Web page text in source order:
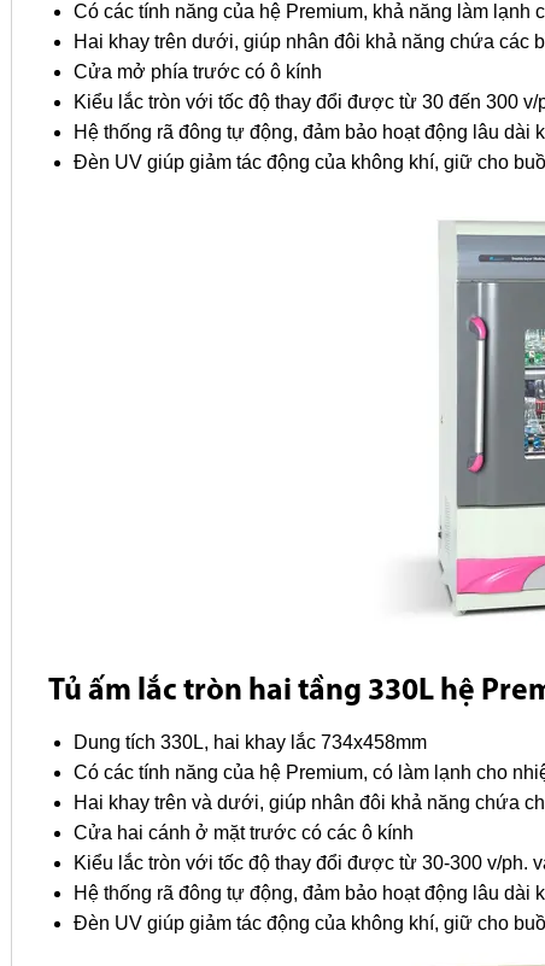
Có các tính năng của hệ Premium, khả năng làm lạnh
Hai khay trên dưới, giúp nhân đôi khả năng chứa các
Cửa mở phía trước có ô kính
Kiểu lắc tròn với tốc độ thay đổi được từ 30 đến 300
Hệ thống rã đông tự động, đảm bảo hoạt động lâu dài
Đèn UV giúp giảm tác động của không khí, giữ cho
Tủ ấm lắc tròn hai tầng 330L hệ
Dung tích 330L, hai khay lắc 734x458mm
Có các tính năng của hệ Premium, có làm lạnh cho
Hai khay trên và dưới, giúp nhân đôi khả năng chứa
Cửa hai cánh ở mặt trước có các ô kính
Kiểu lắc tròn với tốc độ thay đổi được từ 30-300 v/ph.
Hệ thống rã đông tự động, đảm bảo hoạt động lâu dài
Đèn UV giúp giảm tác động của không khí, giữ cho